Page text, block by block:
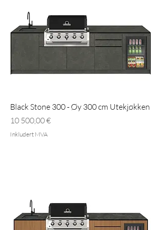
Black Stone 300 - Øy 300 cm Utekjøkken
Pris
10 500,00 €
Inkludert MVA